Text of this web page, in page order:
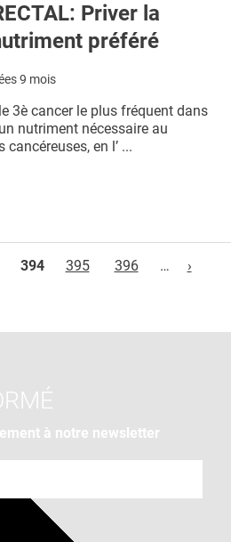
Priver la
préféré
9 mois
3è cancer le plus fréquent dans
nutriment nécessaire au
en l’ ...
394 395 396 … ›
à notre newsletter